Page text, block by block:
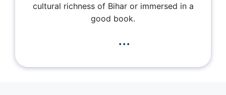
cultural richness of Bihar or immersed in a
good book.
...